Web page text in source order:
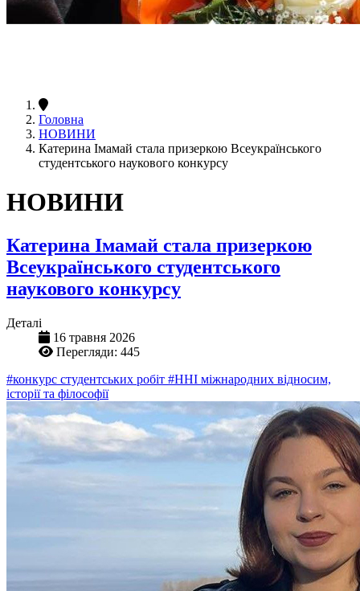
Головна
НОВИНИ
Катерина Імамай стала призеркою Всеукраїнського
студентського наукового конкурсу
НОВИНИ
Катерина Імамай стала призеркою
Всеукраїнського студентського
наукового конкурсу
Деталі
16 травня 2026
Перегляди: 445
#конкурс студентських робіт #ННІ міжнародних відносим,
історії та філософії